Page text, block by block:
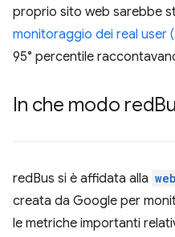
proprio sito web sarebbe
monitoraggio dei real user
95° percentile
In che modo red
redBus si è affidata alla
creata da Google per
le metriche importanti